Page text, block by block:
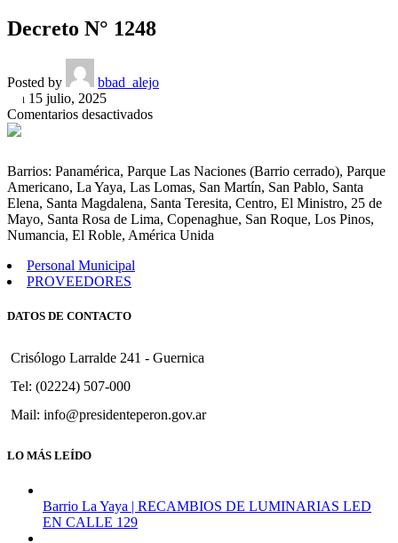
Decreto N° 1248
Posted by
bbad_alejo
On 15 julio, 2025
Comentarios desactivadosen
Barrios: Panamérica, Parque Las Naciones (Barrio cerrado), Parque
Americano, La Yaya, Las Lomas, San Martín, San Pablo, Santa
Elena, Santa Magdalena, Santa Teresita, Centro, El Ministro, 25 de
Mayo, Santa Rosa de Lima, Copenaghue, San Roque, Los Pinos,
Numancia, El Roble, América Unida
Personal Municipal
PROVEEDORES
DATOS DE CONTACTO
Crisólogo Larralde 241 - Guernica
Tel: (02224) 507-000
Mail: info@presidenteperon.gov.ar
LO MÁS LEÍDO
Barrio La Yaya | RECAMBIOS DE LUMINARIAS LED
EN CALLE 129